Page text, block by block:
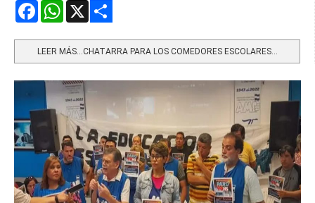
FacebookWhatsApp
LEER MÁS…CHATARRA PARA LOS COMEDORES ESCOLARES...